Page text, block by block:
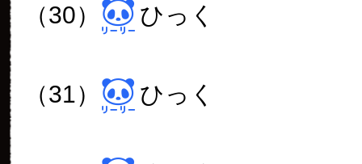
（30） ひっく
（31） ひっく